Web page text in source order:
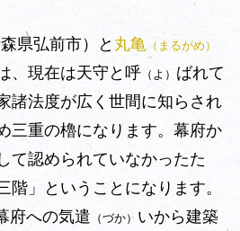
森県弘前市）と 丸亀 （まるがめ）
、現在は天守と呼 （よ） ばれて
諸法度が広く世間に知らされ
三重の櫓になります。幕府か
て認められていなかったた
階」ということになります。
府への気遣 （づか） いから建築